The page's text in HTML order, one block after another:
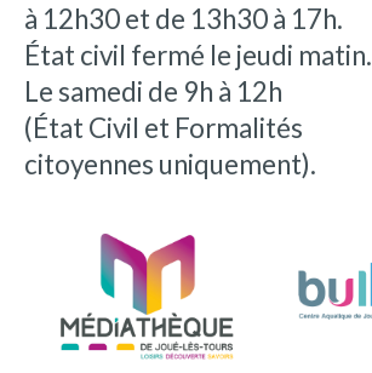
à 12h30 et de 13h30 à 17h.
État civil fermé le jeudi matin.
Le samedi de 9h à 12h
(État Civil et Formalités
citoyennes uniquement).